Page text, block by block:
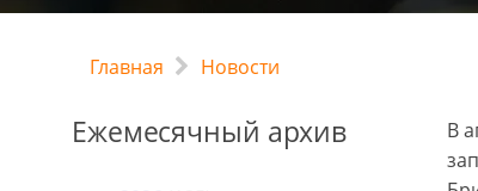
Главная Новости
Ежемесячный архив
В